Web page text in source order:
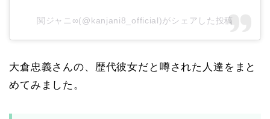
関ジャニ∞(@kanjani8_official)がシェアした投稿
大倉忠義さんの、歴代彼女だと噂された人達をまと
めてみました。